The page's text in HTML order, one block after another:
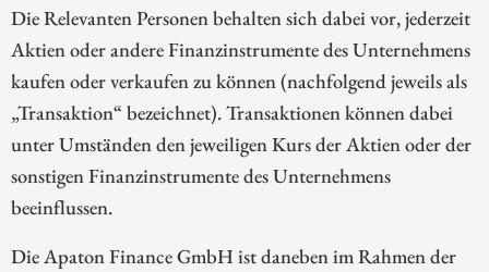
Die Relevanten Personen behalten sich dabei vor, jederzeit
Aktien oder andere Finanzinstrumente des Unternehmens
kaufen oder verkaufen zu können (nachfolgend jeweils als
„Transaktion“ bezeichnet). Transaktionen können dabei
unter Umständen den jeweiligen Kurs der Aktien oder der
sonstigen Finanzinstrumente des Unternehmens
beeinflussen.
Die Apaton Finance GmbH ist daneben im Rahmen der